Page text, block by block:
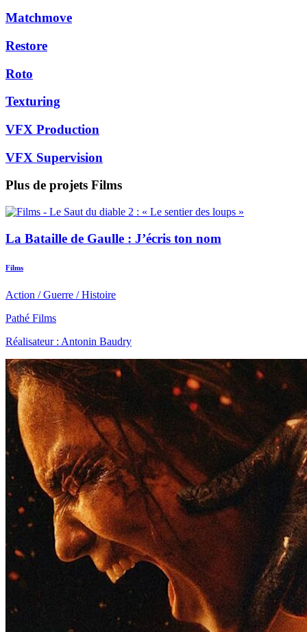
Matchmove
Restore
Roto
Texturing
VFX Production
VFX Supervision
Plus de projets Films
La Bataille de Gaulle : J’écris ton nom
Films
Action /Guerre /Histoire
Pathé Films
Réalisateur : Antonin Baudry